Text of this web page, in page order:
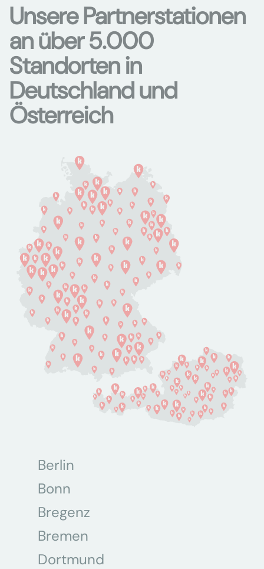
Unsere Partnerstationen
an über 5.000
Standorten in
Deutschland und
Österreich
Berlin
Bonn
Bregenz
Bremen
Dortmund